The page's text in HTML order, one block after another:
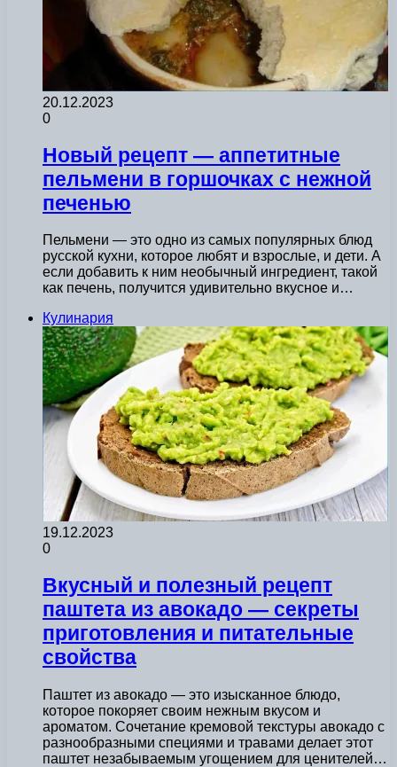
20.12.2023
0
Новый рецепт — аппетитные
пельмени в горшочках с нежной
печенью
Пельмени — это одно из самых популярных блюд
русской кухни, которое любят и взрослые, и дети. А
если добавить к ним необычный ингредиент, такой
как печень, получится удивительно вкусное и…
Кулинария
19.12.2023
0
Вкусный и полезный рецепт
паштета из авокадо — секреты
приготовления и питательные
свойства
Паштет из авокадо — это изысканное блюдо,
которое покоряет своим нежным вкусом и
ароматом. Сочетание кремовой текстуры авокадо с
разнообразными специями и травами делает этот
паштет незабываемым угощением для ценителей…